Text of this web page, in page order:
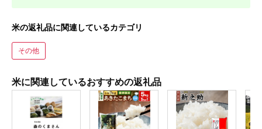
米の返礼品に関連しているカテゴリ
その他
米に関連しているおすすめの返礼品